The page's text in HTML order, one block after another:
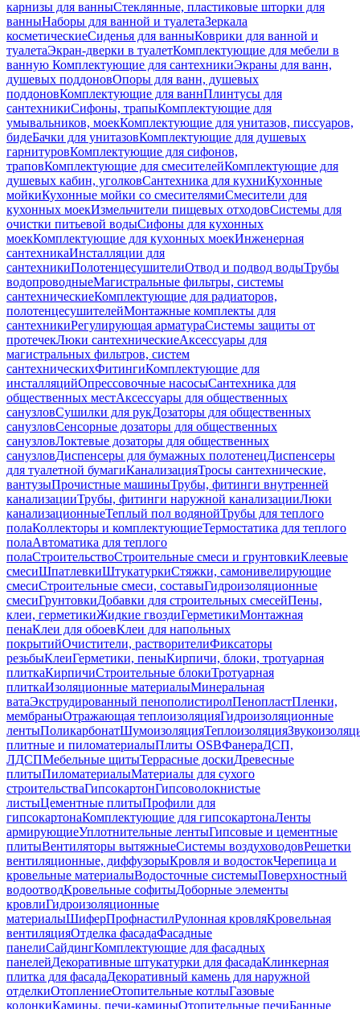
карнизы для ванныСтеклянные, пластиковые шторки для
ванныНаборы для ванной и туалетаЗеркала
косметическиеСиденья для ванныКоврики для ванной и
туалетаЭкран-дверки в туалетКомплектующие для мебели в
ванную Комплектующие для сантехникиЭкраны для ванн,
душевых поддоновОпоры для ванн, душевых
поддоновКомплектующие для ваннПлинтусы для
сантехникиСифоны, трапыКомплектующие для
умывальников, моекКомплектующие для унитазов, писсуаров,
бидеБачки для унитазовКомплектующие для душевых
гарнитуровКомплектующие для сифонов,
траповКомплектующие для смесителейКомплектующие для
душевых кабин, уголковСантехника для кухниКухонные
мойкиКухонные мойки со смесителямиСмесители для
кухонных моекИзмельчители пищевых отходовСистемы для
очистки питьевой водыСифоны для кухонных
моекКомплектующие для кухонных моекИнженерная
сантехникаИнсталляции для
сантехникиПолотенцесушителиОтвод и подвод водыТрубы
водопроводныеМагистральные фильтры, системы
сантехническиеКомплектующие для радиаторов,
полотенцесушителейМонтажные комплекты для
сантехникиРегулирующая арматураСистемы защиты от
протечекЛюки сантехническиеАксессуары для
магистральных фильтров, систем
сантехническихФитингиКомплектующие для
инсталляцийОпрессовочные насосыСантехника для
общественных местАксессуары для общественных
санузловСушилки для рукДозаторы для общественных
санузловСенсорные дозаторы для общественных
санузловЛоктевые дозаторы для общественных
санузловДиспенсеры для бумажных полотенецДиспенсеры
для туалетной бумагиКанализацияТросы сантехнические,
вантузыПрочистные машиныТрубы, фитинги внутренней
канализацииТрубы, фитинги наружной канализацииЛюки
канализационныеТеплый пол водянойТрубы для теплого
полаКоллекторы и комплектующиеТермостатика для теплого
полаАвтоматика для теплого
полаСтроительствоСтроительные смеси и грунтовкиКлеевые
смесиШпатлевкиШтукатуркиСтяжки, самонивелирующие
смесиСтроительные смеси, составыГидроизоляционные
смесиГрунтовкиДобавки для строительных смесейПены,
клеи, герметикиЖидкие гвоздиГерметикиМонтажная
пенаКлеи для обоевКлеи для напольных
покрытийОчистители, растворителиФиксаторы
резьбыКлеиГерметики, пеныКирпичи, блоки, тротуарная
плиткаКирпичиСтроительные блокиТротуарная
плиткаИзоляционные материалыМинеральная
ватаЭкструдированный пенополистиролПенопластПленки,
мембраныОтражающая теплоизоляцияГидроизоляционные
лентыПоликарбонатШумоизоляцияТеплоизоляция
плитные и пиломатериалыПлиты OSBФанераДСП,
ЛДСПМебельные щитыТеррасные доскиДревесные
плитыПиломатериалыМатериалы для сухого
строительстваГипсокартонГипсоволокнистые
листыЦементные плитыПрофили для
гипсокартонаКомплектующие для гипсокартонаЛенты
армирующиеУплотнительные лентыГипсовые и цементные
плитыВентиляторы вытяжныеСистемы воздуховодовРешетки
вентиляционные, диффузорыКровля и водостокЧерепица и
кровельные материалыВодосточные системыПоверхностный
водоотводКровельные софитыДоборные элементы
кровлиГидроизоляционные
материалыШиферПрофнастилРулонная кровляКровельная
вентиляцияОтделка фасадаФасадные
панелиСайдингКомплектующие для фасадных
панелейДекоративные штукатурки для фасадаКлинкерная
плитка для фасадаДекоративный камень для наружной
отделкиОтоплениеОтопительные котлыГазовые
колонкиКамины, печи-каминыОтопительные печиБанные